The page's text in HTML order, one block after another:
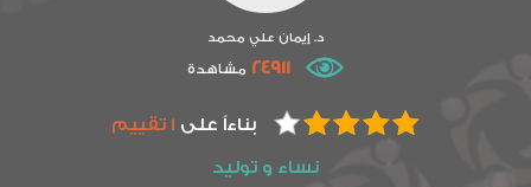
د. إيمان علي محمد
24911 مشاهدة
بناءاً على 1 تقييم
نساء و توليد